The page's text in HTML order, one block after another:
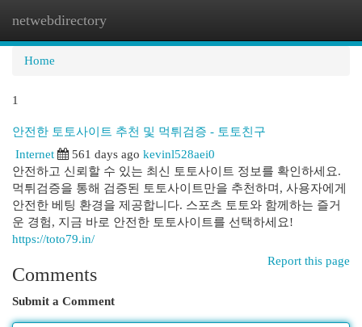
netwebdirectory
Home
1
안전한 토토사이트 추천 및 먹튀검증 - 토토친구
Internet
561 days ago kevinl528aei0
안전하고 신뢰할 수 있는 최신 토토사이트 정보를 확인하세요.
먹튀검증을 통해 검증된 토토사이트만을 추천하며, 사용자에게
안전한 베팅 환경을 제공합니다. 스포츠 토토와 함께하는 즐거
운 경험, 지금 바로 안전한 토토사이트를 선택하세요!
https://toto79.in/
Report this page
Comments
Submit a Comment